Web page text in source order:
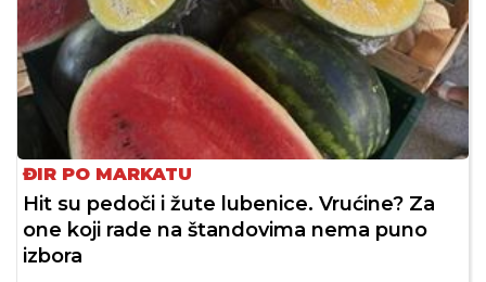
ĐIR PO MARKATU
Hit su pedoči i žute lubenice. Vrućine? Za
one koji rade na štandovima nema puno
izbora